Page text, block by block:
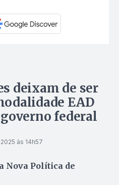
deixam de ser
EAD
federal
às 14h57
Nova Política de